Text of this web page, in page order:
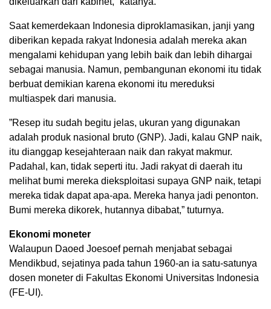
Saat kemerdekaan Indonesia diproklamasikan, janji yang
diberikan kepada rakyat Indonesia adalah mereka akan
mengalami kehidupan yang lebih baik dan lebih dihargai
sebagai manusia. Namun, pembangunan ekonomi itu tidak
berbuat demikian karena ekonomi itu mereduksi
multiaspek dari manusia.
”Resep itu sudah begitu jelas, ukuran yang digunakan
adalah produk nasional bruto (GNP). Jadi, kalau GNP naik,
itu dianggap kesejahteraan naik dan rakyat makmur.
Padahal, kan, tidak seperti itu. Jadi rakyat di daerah itu
melihat bumi mereka dieksploitasi supaya GNP naik, tetapi
mereka tidak dapat apa-apa. Mereka hanya jadi penonton.
Bumi mereka dikorek, hutannya dibabat,” tuturnya.
Ekonomi moneter
Walaupun Daoed Joesoef pernah menjabat sebagai
Mendikbud, sejatinya pada tahun 1960-an ia satu-satunya
dosen moneter di Fakultas Ekonomi Universitas Indonesia
(FE-UI).